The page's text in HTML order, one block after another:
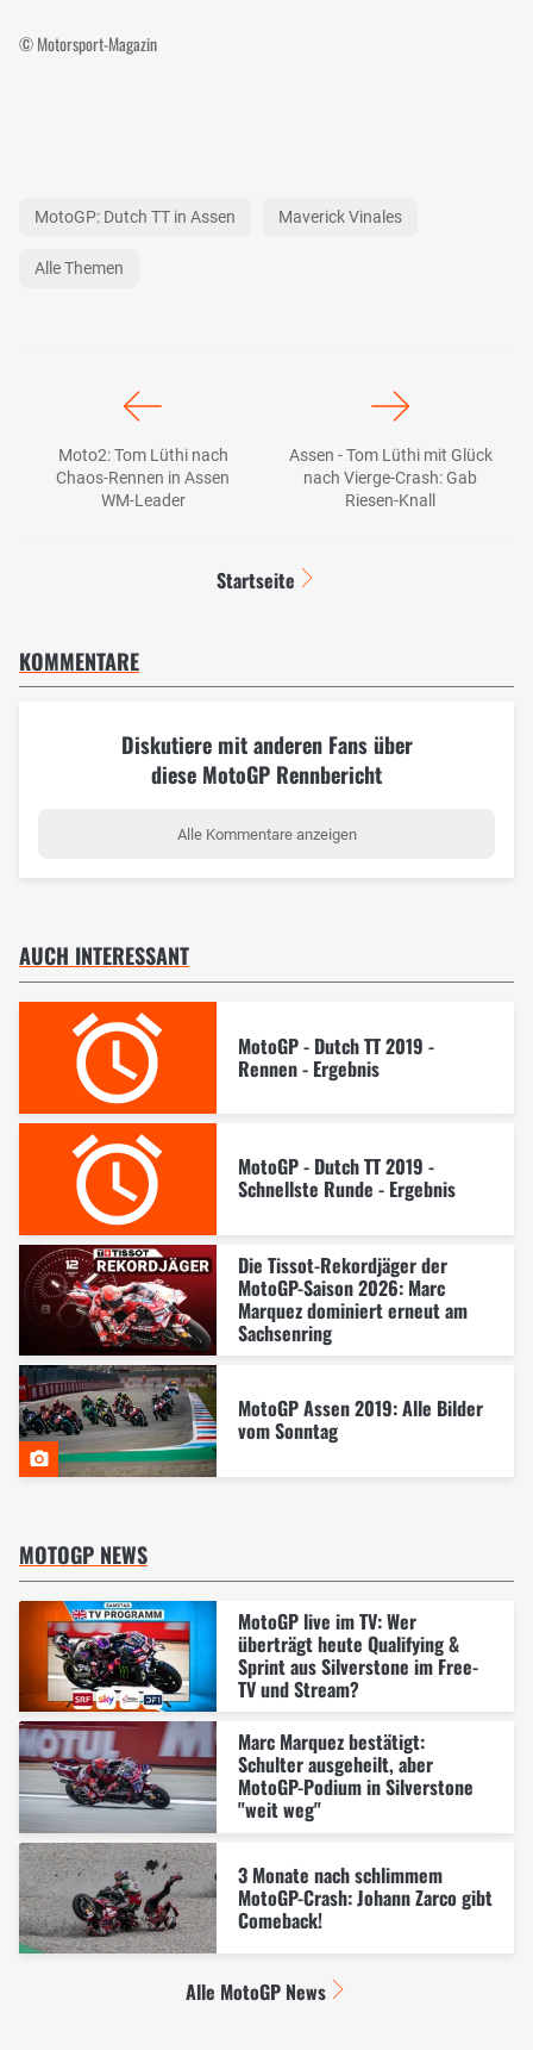
© Motorsport-Magazin
MotoGP: Dutch TT in Assen Maverick Vinales
Alle Themen
Moto2: Tom Lüthi nach
Chaos-Rennen in Assen
WM-Leader
Assen - Tom Lüthi mit Glück
nach Vierge-Crash: Gab
Riesen-Knall
Startseite
KOMMENTARE
Diskutiere mit anderen Fans über
diese MotoGP Rennbericht
Alle Kommentare anzeigen
AUCH INTERESSANT
MotoGP - Dutch TT 2019 -
Rennen - Ergebnis
MotoGP - Dutch TT 2019 -
Schnellste Runde - Ergebnis
Die Tissot-Rekordjäger der
MotoGP-Saison 2026: Marc
Marquez dominiert erneut am
Sachsenring
MotoGP Assen 2019: Alle Bilder
vom Sonntag
MOTOGP NEWS
MotoGP live im TV: Wer
überträgt heute Qualifying &
Sprint aus Silverstone im Free-
TV und Stream?
Marc Marquez bestätigt:
Schulter ausgeheilt, aber
MotoGP-Podium in Silverstone
"weit weg"
3 Monate nach schlimmem
MotoGP-Crash: Johann Zarco gibt
Comeback!
Alle MotoGP News